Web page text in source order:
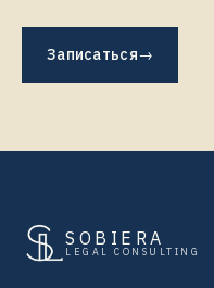
Записаться→
SOBIERA
LEGAL CONSULTING